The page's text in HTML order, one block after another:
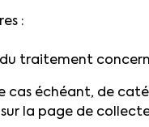
:
traitement
cas échéant, de
la page de